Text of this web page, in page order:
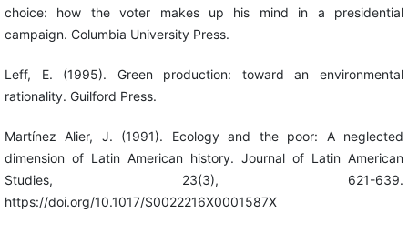
choice: how the voter makes up his mind in a presidential
campaign. Columbia University Press.
Leff, E. (1995). Green production: toward an environmental
rationality. Guilford Press.
Martínez Alier, J. (1991). Ecology and the poor: A neglected
dimension of Latin American history. Journal of Latin American
Studies, 23(3), 621-639.
https://doi.org/10.1017/S0022216X0001587X